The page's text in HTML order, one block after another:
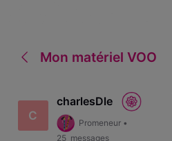
Mon matériel VOO
C
charlesDle
Promeneur •
25 messages